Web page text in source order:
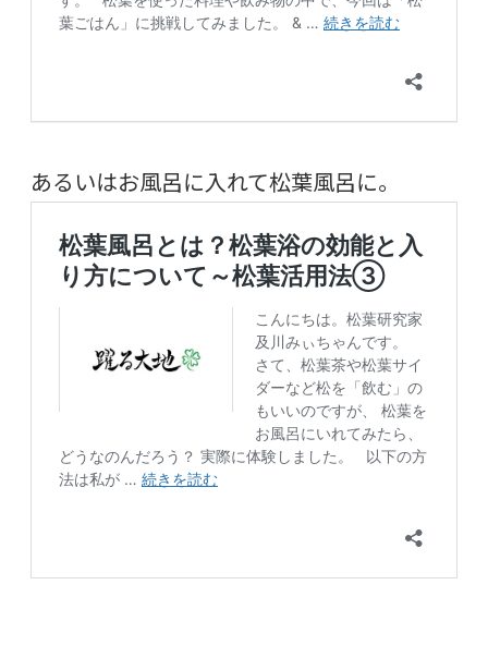
あるいはお風呂に入れて松葉風呂に。